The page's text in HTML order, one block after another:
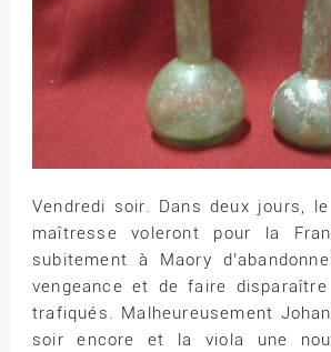
Vendredi soir. Dans deux jours,
maîtresse voleront pour la
subitement à Maory
vengeance et de faire
trafiqués. Malheureusement
soir encore et la viola une